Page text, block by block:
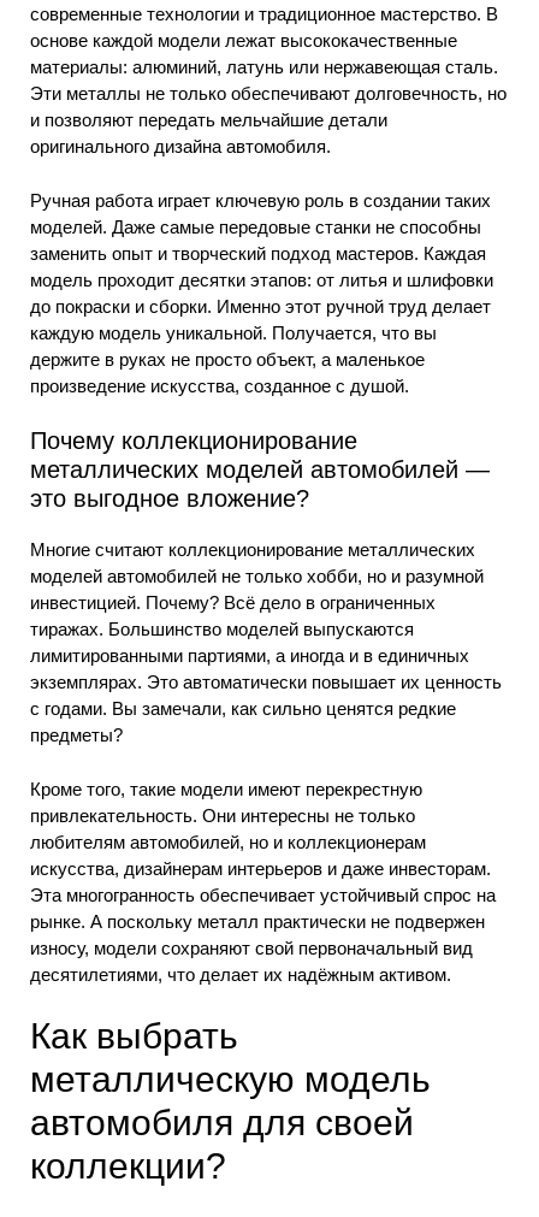
современные технологии и традиционное мастерство. В
основе каждой модели лежат высококачественные
материалы: алюминий, латунь или нержавеющая сталь.
Эти металлы не только обеспечивают долговечность, но
и позволяют передать мельчайшие детали
оригинального дизайна автомобиля.
Ручная работа играет ключевую роль в создании таких
моделей. Даже самые передовые станки не способны
заменить опыт и творческий подход мастеров. Каждая
модель проходит десятки этапов: от литья и шлифовки
до покраски и сборки. Именно этот ручной труд делает
каждую модель уникальной. Получается, что вы
держите в руках не просто объект, а маленькое
произведение искусства, созданное с душой.
Почему коллекционирование
металлических моделей автомобилей —
это выгодное вложение?
Многие считают коллекционирование металлических
моделей автомобилей не только хобби, но и разумной
инвестицией. Почему? Всё дело в ограниченных
тиражах. Большинство моделей выпускаются
лимитированными партиями, а иногда и в единичных
экземплярах. Это автоматически повышает их ценность
с годами. Вы замечали, как сильно ценятся редкие
предметы?
Кроме того, такие модели имеют перекрестную
привлекательность. Они интересны не только
любителям автомобилей, но и коллекционерам
искусства, дизайнерам интерьеров и даже инвесторам.
Эта многогранность обеспечивает устойчивый спрос на
рынке. А поскольку металл практически не подвержен
износу, модели сохраняют свой первоначальный вид
десятилетиями, что делает их надёжным активом.
Как выбрать
металлическую модель
автомобиля для своей
коллекции?